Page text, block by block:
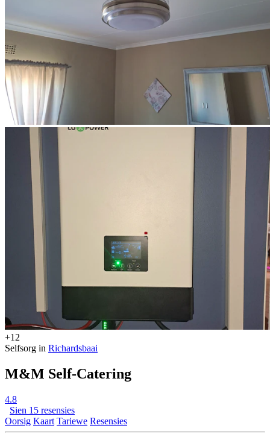
+12
Selfsorg in Richardsbaai
M&M Self-Catering
4.8
Sien 15 resensies
Oorsig Kaart Tariewe Resensies